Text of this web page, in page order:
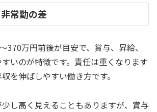
常勤の差
370万円前後が目安で、賞与、昇給、
いのが特徴です。責任は重くなります
を伸ばしやすい働き方です。
し高く見えることもありますが、賞与